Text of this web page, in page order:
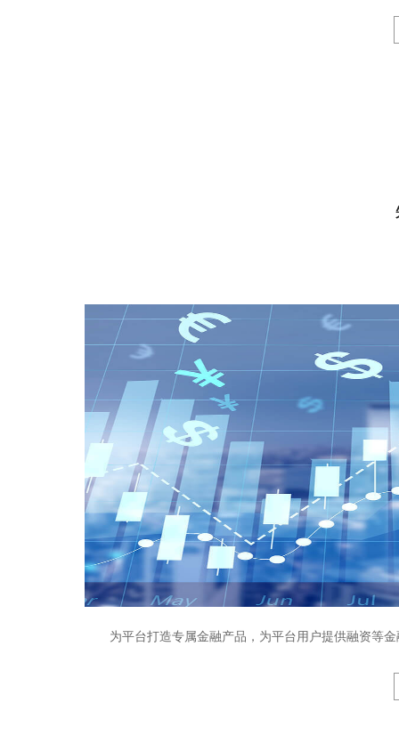
为平台打造专属金融产品，为平台用户提供融资等